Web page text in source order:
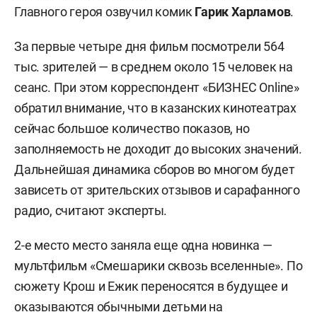
Главного героя озвучил комикГарик Харламов.
За первые четыре дня фильм посмотрели 564
тыс. зрителей — в среднем около 15 человек на
сеанс. При этом корреспондент «БИЗНЕС Online»
обратил внимание, что в казанских кинотеатрах
сейчас большое количество показов, но
заполняемость не доходит до высоких значений.
Дальнейшая динамика сборов во многом будет
зависеть от зрительских отзывов и сарафанного
радио, считают эксперты.
2-е место место заняла еще одна новинка —
мультфильм «Смешарики сквозь вселенные». По
сюжету Крош и Ежик переносятся в будущее и
оказываются обычными детьми на